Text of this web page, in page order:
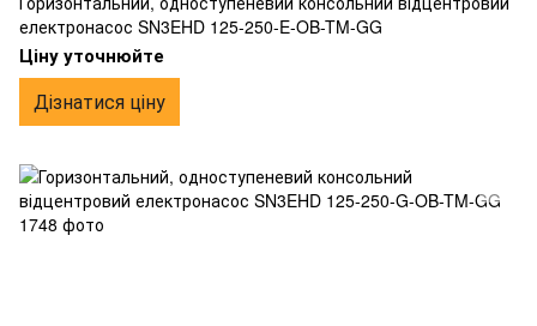
електронасос SN3EHD 125-250-E-OB-TM-GG
Ціну уточнюйте
Дізнатися ціну